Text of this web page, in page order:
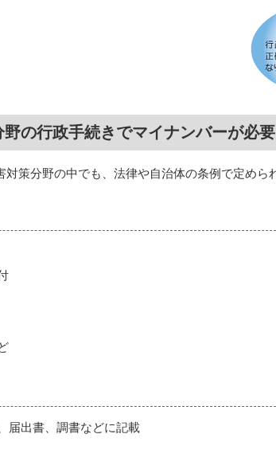
の行政手続きでマイナンバーが必
対策分野の中でも、法律や自治体の条例で定めら
届出書、調書などに記載